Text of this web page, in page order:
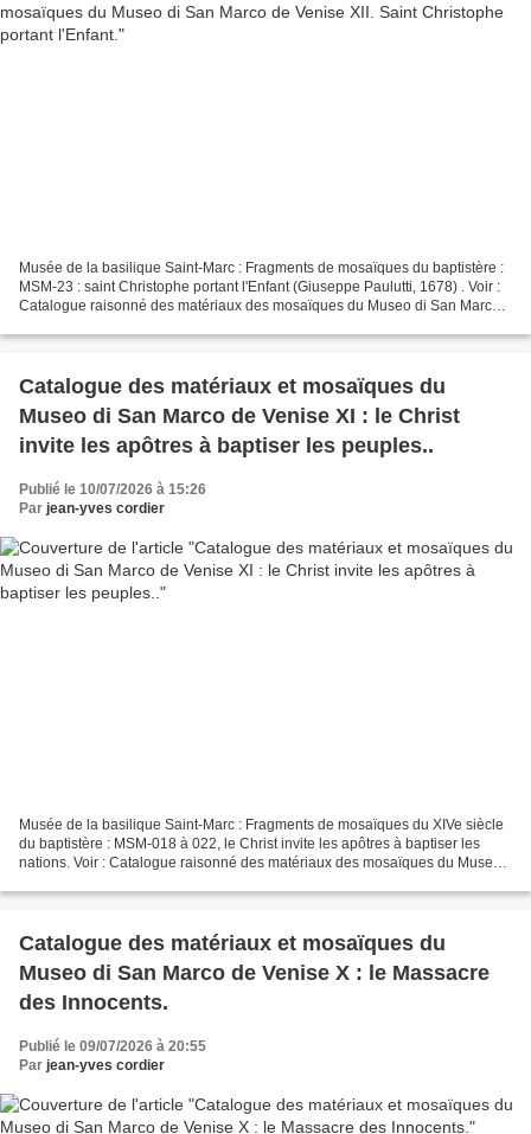
Musée de la basilique Saint-Marc : Fragments de mosaïques du baptistère :
MSM-23 : saint Christophe portant l'Enfant (Giuseppe Paulutti, 1678) . Voir :
Catalogue raisonné des matériaux des mosaïques du Museo di San Marco
Catalogue des matériaux et mosaïques du
Museo di San Marco de Venise XI : le Christ
invite les apôtres à baptiser les peuples..
Publié le 10/07/2026 à 15:26
Par jean-yves cordier
Musée de la basilique Saint-Marc : Fragments de mosaïques du XIVe siècle
du baptistère : MSM-018 à 022, le Christ invite les apôtres à baptiser les
nations. Voir : Catalogue raisonné des matériaux des mosaïques du Museo
Catalogue des matériaux et mosaïques du
Museo di San Marco de Venise X : le Massacre
des Innocents.
Publié le 09/07/2026 à 20:55
Par jean-yves cordier